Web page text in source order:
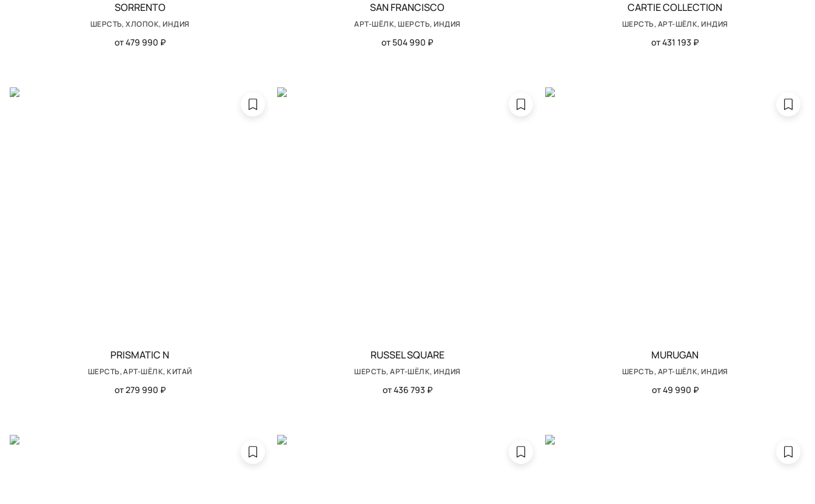
SORRENTO
ШЕРСТЬ, ХЛОПОК, ИНДИЯ
от 479 990 ₽
SAN FRANCISCO
АРТ-ШЁЛК, ШЕРСТЬ, ИНДИЯ
от 504 990 ₽
CARTIE COLLECTION
ШЕРСТЬ, АРТ-ШЁЛК, ИНДИЯ
от 431 193 ₽
PRISMATIC N
ШЕРСТЬ, АРТ-ШЁЛК, КИТАЙ
от 279 990 ₽
RUSSEL SQUARE
ШЕРСТЬ, АРТ-ШЁЛК, ИНДИЯ
от 436 793 ₽
MURUGAN
ШЕРСТЬ, АРТ-ШЁЛК, ИНДИЯ
от 49 990 ₽